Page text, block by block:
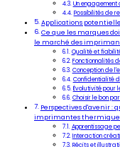
Un
Possibilités de
Applications
Ce que les marques
le marché des
Qualité et
Fonctionnalités
Conception de
Confidentialité
Évolutivité pour
Choisir le bon
Perspectives d'avenir :
imprimantes
Apprentissage
Interaction
Récits et